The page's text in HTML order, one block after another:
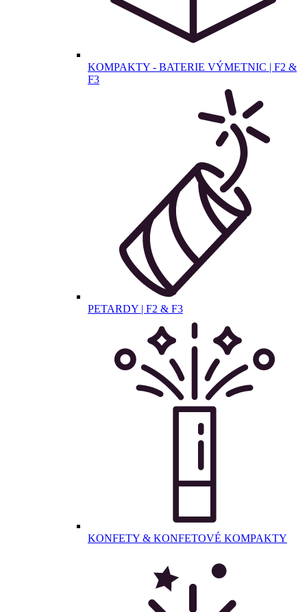
KOMPAKTY - BATERIE VÝMETNIC | F2 &
F3
PETARDY | F2 & F3
KONFETY & KONFETOVÉ KOMPAKTY